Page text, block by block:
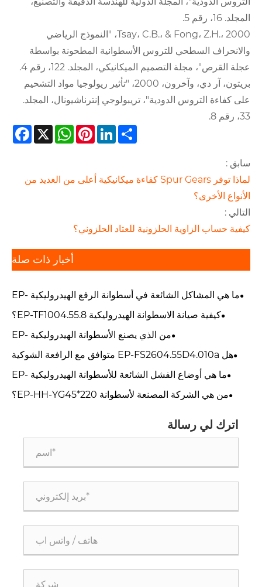
المجلد. 16، رقم 5.
Tsay، C.B.، & Fong، Z.H.، 2000، "النموذج الرياضي
والانحراف السطحي للتروس الأسطوانية المطحونة بواسطة
عجلة القرص"، مجلة التصميم الميكانيكي، المجلد. 122، رقم 4.
بريتون، آر دي، وآخرون، 2000، "تأثير ريولوجيا مواد التشحيم
على كفاءة التروس الدودية"، تريبولوجي إنترناشيونال، المجلد.
33، رقم 8.
X
WhatsAppPinterestLinkedInShare
سابق :
لماذا توفر Spur Gears كفاءة ميكانيكية أعلى من العديد من
الأنواع الأخرى؟
التالي :
كيفية حساب الزاوية الحلزونية للعتاد الحلزوني؟
أخبار ذات صلة
ما هي المشاكل الشائعة في أسطوانة الرفع الهيدروليكية EP-
FT800.55A.012؟
كيفية صيانة الاسطوانة الهيدروليكية EP-TF1004.55.8؟
من الذي يصنع الأسطوانة الهيدروليكية EP-
TC04.55JD.010؟
هل EP-FS2604.55D4.010a متوافق مع الرافعة الشوكية
الخاصة بي؟
ما هي أوضاع الفشل الشائعة للأسطوانة الهيدروليكية EP-
HH-YG45*220-V90؟
من هي الشركة المصنعة لأسطوانة EP-HH-YG45*220؟
اترك لي رسالة